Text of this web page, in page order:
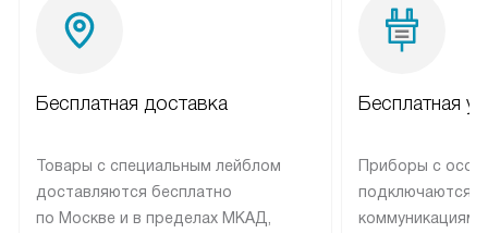
Бесплатная доставка
Товары с специальным лейблом
доставляются бесплатно
по Москве и в пределах МКАД,
Бесплатная
Приборы с
подключаются к
коммуникациям